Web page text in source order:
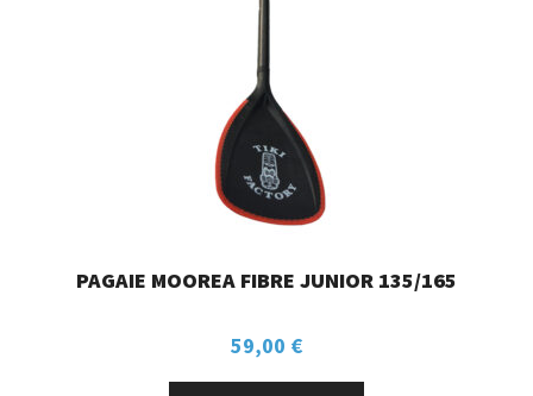
PAGAIE MOOREA FIBRE JUNIOR 135/165
59,00 €